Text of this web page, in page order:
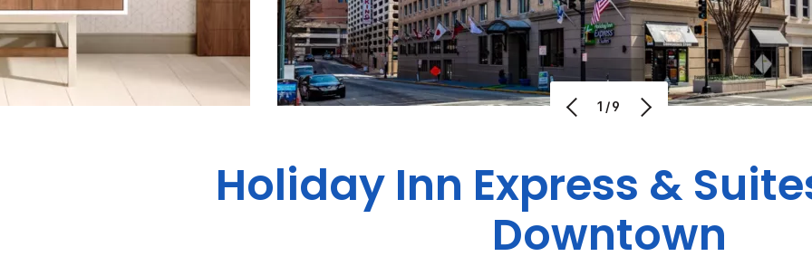
1/9
Holiday Inn Express &
Downtown